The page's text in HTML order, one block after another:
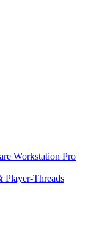
Workstation Pro
Player-Threads